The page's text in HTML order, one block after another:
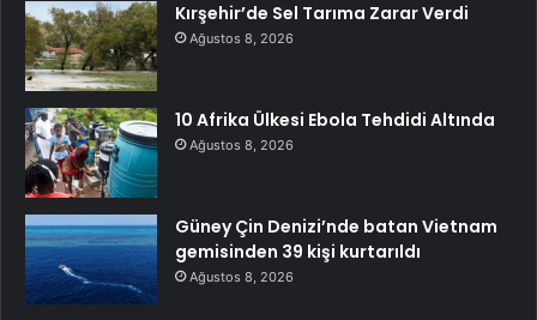
Kırşehir’de Sel Tarıma Zarar Verdi
Ağustos 8, 2026
10 Afrika Ülkesi Ebola Tehdidi Altında
Ağustos 8, 2026
Güney Çin Denizi’nde batan Vietnam
gemisinden 39 kişi kurtarıldı
Ağustos 8, 2026